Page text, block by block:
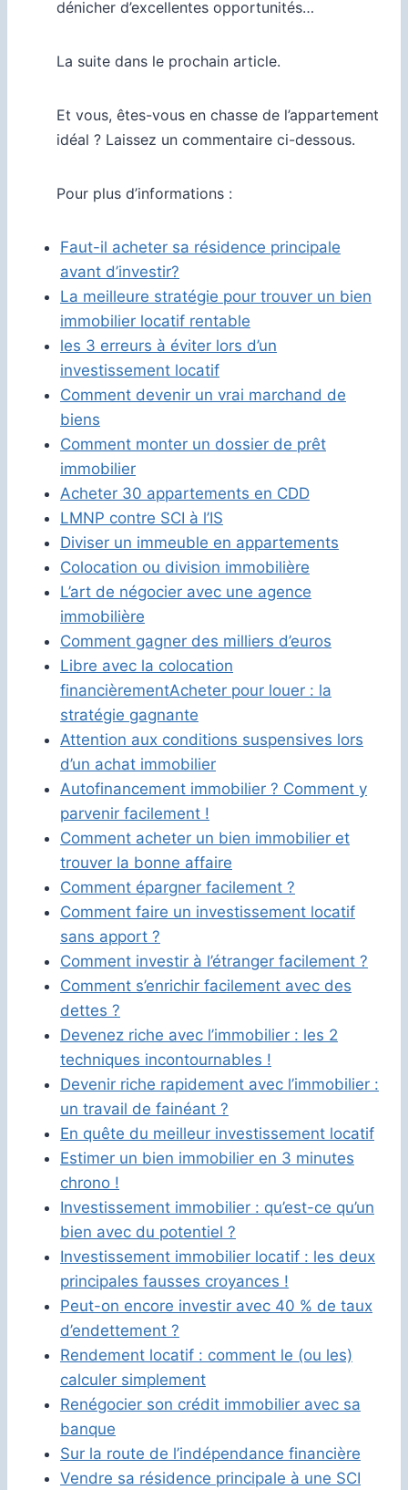
dénicher d’excellentes opportunités…
La suite dans le prochain article.
Et vous, êtes-vous en chasse de l’appartement
idéal ? Laissez un commentaire ci-dessous.
Pour plus d’informations :
Faut-il acheter sa résidence principale
avant d’investir?
La meilleure stratégie pour trouver un bien
immobilier locatif rentable
les 3 erreurs à éviter lors d’un
investissement locatif
Comment devenir un vrai marchand de
biens
Comment monter un dossier de prêt
immobilier
Acheter 30 appartements en CDD
LMNP contre SCI à l’IS
Diviser un immeuble en appartements
Colocation ou division immobilière
L’art de négocier avec une agence
immobilière
Comment gagner des milliers d’euros
Libre avec la colocation
financièrementAcheter pour louer : la
stratégie gagnante
Attention aux conditions suspensives lors
d’un achat immobilier
Autofinancement immobilier ? Comment y
parvenir facilement !
Comment acheter un bien immobilier et
trouver la bonne affaire
Comment épargner facilement ?
Comment faire un investissement locatif
sans apport ?
Comment investir à l’étranger facilement ?
Comment s’enrichir facilement avec des
dettes ?
Devenez riche avec l’immobilier : les 2
techniques incontournables !
Devenir riche rapidement avec l’immobilier :
un travail de fainéant ?
En quête du meilleur investissement locatif
Estimer un bien immobilier en 3 minutes
chrono !
Investissement immobilier : qu’est-ce qu’un
bien avec du potentiel ?
Investissement immobilier locatif : les deux
principales fausses croyances !
Peut-on encore investir avec 40 % de taux
d’endettement ?
Rendement locatif : comment le (ou les)
calculer simplement
Renégocier son crédit immobilier avec sa
banque
Sur la route de l’indépendance financière
Vendre sa résidence principale à une SCI